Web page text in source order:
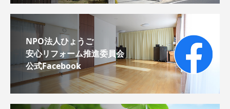
NPO法人ひょうご
安心リフォーム推進委員会
公式Facebook